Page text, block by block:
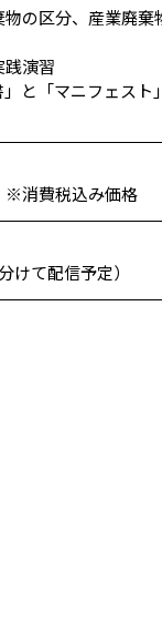
の区分、産業廃棄
践演習
と「マニフェスト
費税込み価格
けて配信予定）